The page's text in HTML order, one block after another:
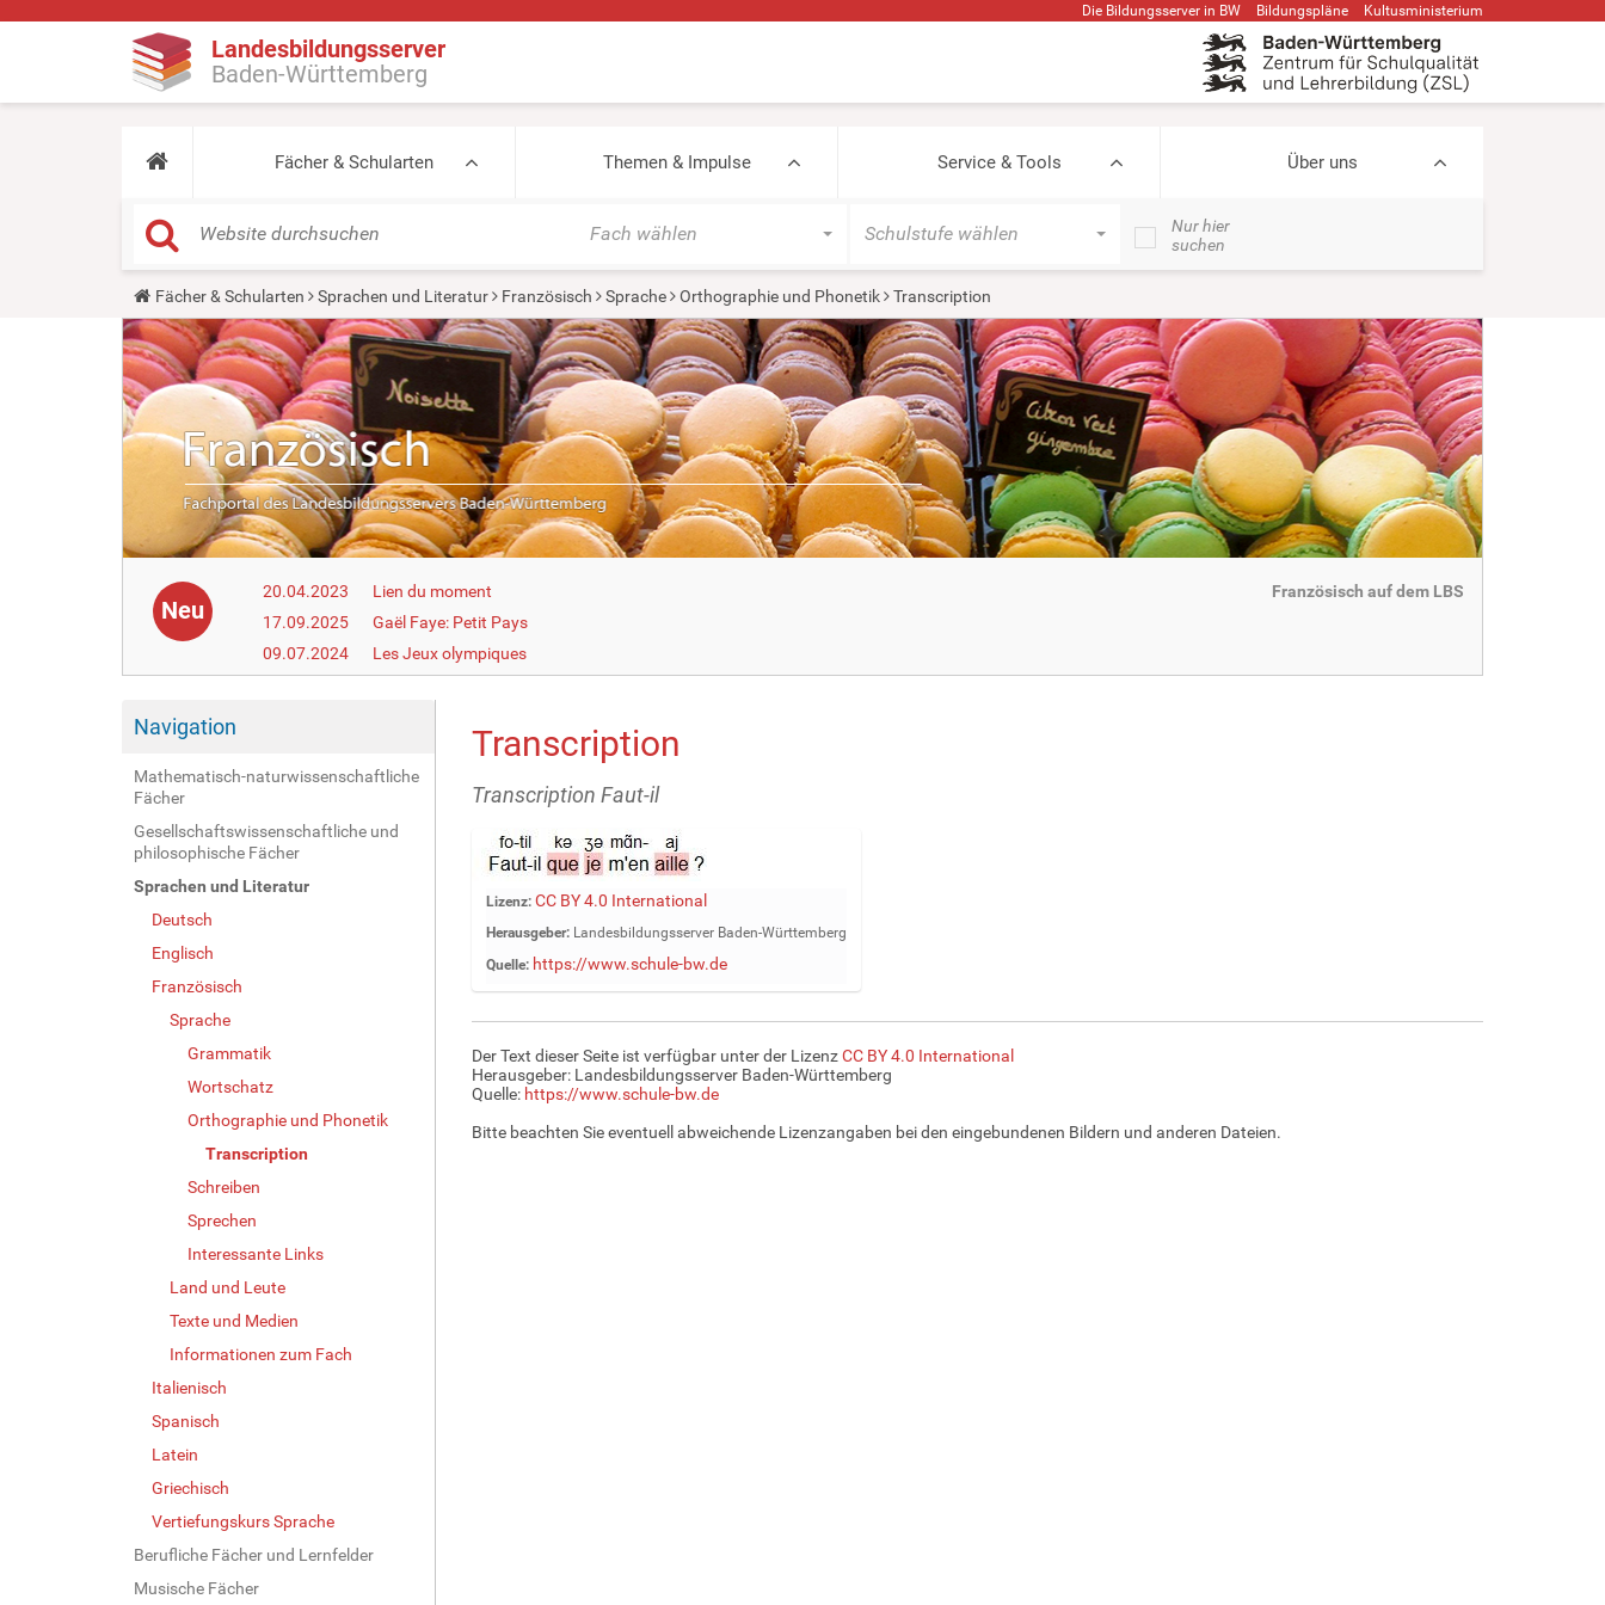
Die Bildungsserver in BW Bildungspläne Kultusministerium
Landesbildungsserver
Baden-Württemberg
Fächer & Schularten Themen & Impulse Service & Tools Über uns
Fach wählen Schulstufe wählen
Nur hier
suchen
Y
o
u
a
r
e
h
e
r
Fächer & Schularten Sprachen und Literatur Französisch Sprache Orthographie und Phonetik Transcription
Neu
20.04.2023
Lien du moment
17.09.2025
Gaël Faye: Petit Pays
09.07.2024
Les Jeux olympiques
Französisch auf dem LBS
Navigation
Mathematisch-naturwissenschaftliche
Fächer
Gesellschaftswissenschaftliche und
philosophische Fächer
Sprachen und Literatur
Deutsch
Englisch
Französisch
Sprache
Grammatik
Wortschatz
Orthographie und Phonetik
Transcription
Schreiben
Sprechen
Interessante Links
Land und Leute
Texte und Medien
Informationen zum Fach
Italienisch
Spanisch
Latein
Griechisch
Vertiefungskurs Sprache
Berufliche Fächer und Lernfelder
Musische Fächer
Transcription
Transcription Faut-il
Z
g
e
B
l
d
n
Lizenz: CC BY 4.0 International
Herausgeber:Landesbildungsserver Baden-Württemberg
Quelle: https://www.schule-bw.de
Der Text dieser Seite ist verfügbar unter der LizenzCC BY 4.0 International
Herausgeber: Landesbildungsserver Baden-Württemberg
Quelle: https://www.schule-bw.de
Bitte beachten Sie eventuell abweichende Lizenzangaben bei den eingebundenen Bildern und anderen Dateien.